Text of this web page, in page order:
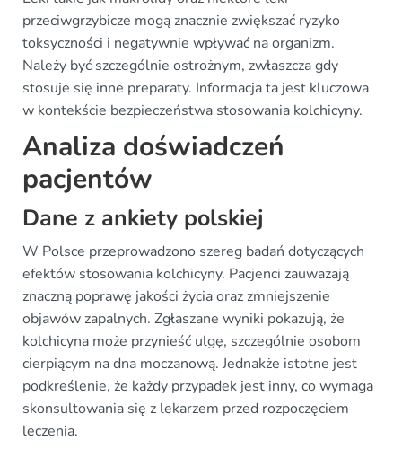
przeciwgrzybicze mogą znacznie zwiększać ryzyko
toksyczności i negatywnie wpływać na organizm.
Należy być szczególnie ostrożnym, zwłaszcza gdy
stosuje się inne preparaty. Informacja ta jest kluczowa
w kontekście bezpieczeństwa stosowania kolchicyny.
Analiza doświadczeń
pacjentów
Dane z ankiety polskiej
W Polsce przeprowadzono szereg badań dotyczących
efektów stosowania kolchicyny. Pacjenci zauważają
znaczną poprawę jakości życia oraz zmniejszenie
objawów zapalnych. Zgłaszane wyniki pokazują, że
kolchicyna może przynieść ulgę, szczególnie osobom
cierpiącym na dna moczanową. Jednakże istotne jest
podkreślenie, że każdy przypadek jest inny, co wymaga
skonsultowania się z lekarzem przed rozpoczęciem
leczenia.